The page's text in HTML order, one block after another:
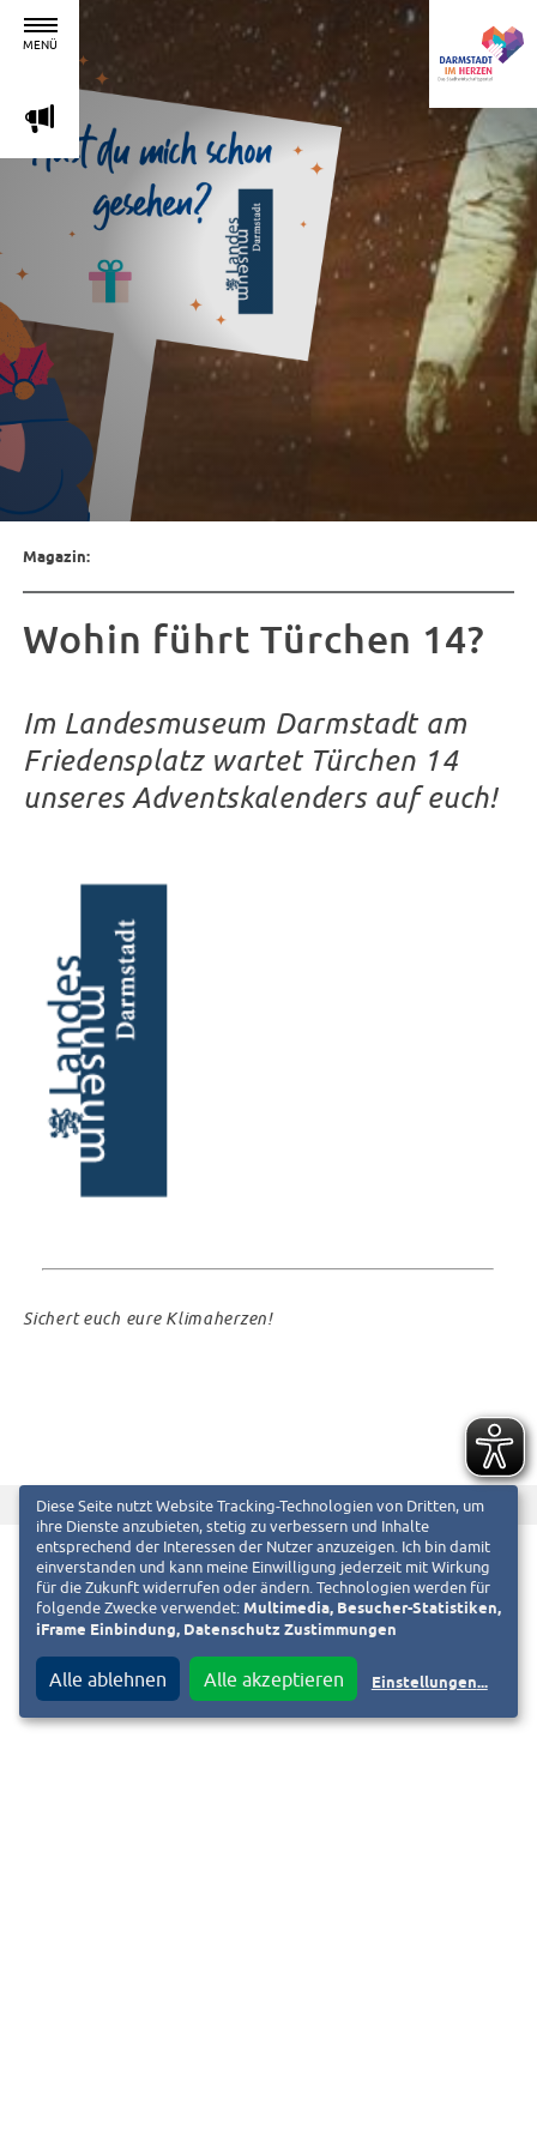
MENÜ
m
Magazin:
Wohin führt Türchen 14?
Im Landesmuseum Darmstadt am
Friedensplatz wartet Türchen 14
unseres Adventskalenders auf euch!
Sichert euch eure Klimaherzen!
Diesen Beitrag teilen auf f T
Diese Seite nutzt Website Tracking-Technologien von Dritten, um
ihre Dienste anzubieten, stetig zu verbessern und Inhalte
entsprechend der Interessen der Nutzer anzuzeigen. Ich bin damit
einverstanden und kann meine Einwilligung jederzeit mit Wirkung
für die Zukunft widerrufen oder ändern. Technologien werden für
folgende Zwecke verwendet: Multimedia, Besucher-Statistiken,
iFrame Einbindung, Datenschutz Zustimmungen
Alle ablehnen Alle akzeptieren Einstellungen...